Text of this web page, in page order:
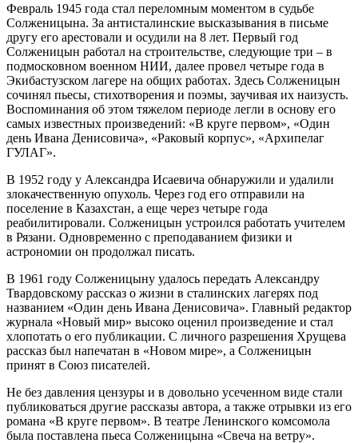
Февраль 1945 года стал переломным моментом в судьбе
Солженицына. За антисталинские высказывания в письме
другу его арестовали и осудили на 8 лет. Первый год
Солженицын работал на строительстве, следующие три – в
подмосковном военном НИИ, далее провел четыре года в
Экибастузском лагере на общих работах. Здесь Солженицын
сочинял пьесы, стихотворения и поэмы, заучивая их наизусть.
Воспоминания об этом тяжелом периоде легли в основу его
самых известных произведений: «В круге первом», «Один
день Ивана Денисовича», «Раковый корпус», «Архипелаг
ГУЛАГ».
В 1952 году у Александра Исаевича обнаружили и удалили
злокачественную опухоль. Через год его отправили на
поселение в Казахстан, а еще через четыре года
реабилитировали. Солженицын устроился работать учителем
в Рязани. Одновременно с преподаванием физики и
астрономии он продолжал писать.
В 1961 году Солженицыну удалось передать Александру
Твардовскому рассказ о жизни в сталинских лагерях под
названием «Один день Ивана Денисовича». Главный редактор
журнала «Новый мир» высоко оценил произведение и стал
хлопотать о его публикации. С личного разрешения Хрущева
рассказ был напечатан в «Новом мире», а Солженицын
принят в Союз писателей.
Не без давления цензуры и в довольно усеченном виде стали
публиковаться другие рассказы автора, а также отрывки из его
романа «В круге первом». В театре Ленинского комсомола
была поставлена пьеса Солженицына «Свеча на ветру».